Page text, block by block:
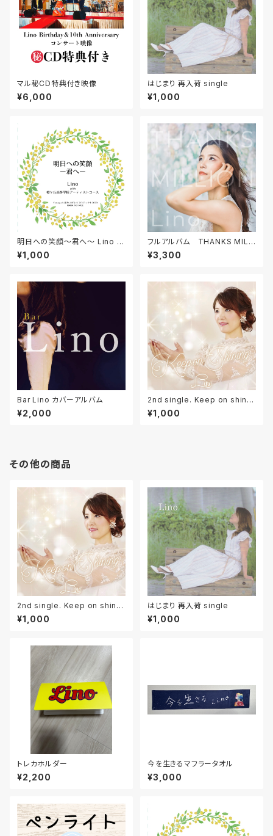
マル秘CD特典付き映像
¥6,000
はじまり 再入荷 single
¥1,000
明日への笑顔～君へ～ Lino w
ith 桜ケ丘高校アーティストコー
ス
¥1,000
フルアルバム THANKS MILLI
ON
¥3,300
Bar Lino カバーアルバム
¥2,000
2nd single. Keep on shinin
g 再入荷！
¥1,000
その他の商品
2nd single. Keep on shinin
g 再入荷！
¥1,000
はじまり 再入荷 single
¥1,000
トレカホルダー
¥2,200
今を生きるマフラータオル
¥3,000